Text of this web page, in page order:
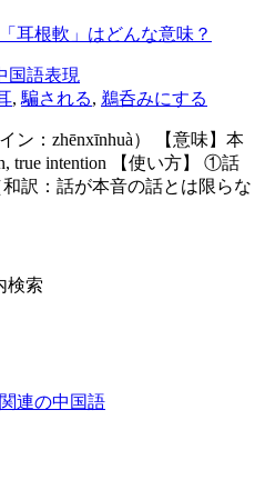
耳根軟」はどんな意味？
国語表現
, 騙される, 鵜呑みにする
ン：zhēnxīnhuà） 【意味】本
true intention 【使い方】 ①話
訳：話が本音の話とは限らな
検索
連の中国語